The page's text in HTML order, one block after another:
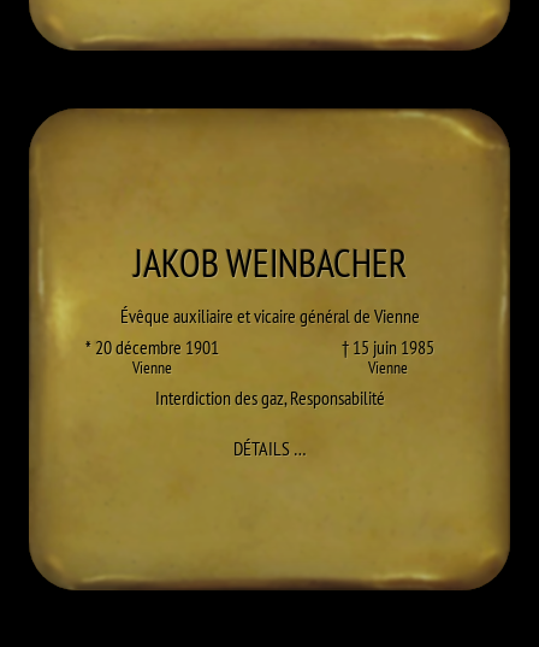
JAKOBWEINBACHER
Évêque auxiliaire et vicaire général de Vienne
* 20 décembre 1901
Vienne
† 15 juin 1985
Vienne
Interdiction des gaz,Responsabilité
DÉTAILS…À JAKOB WEINBACHER